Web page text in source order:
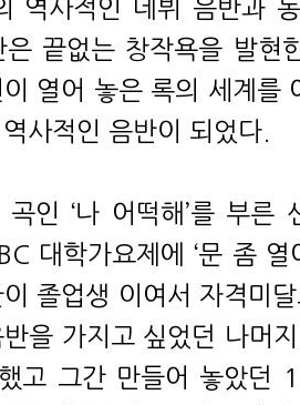
역사적인 데뷔 음반과
은 끝없는 창작욕을 발현
열어 놓은 록의 세계를
사적인 음반이 되었다.
인 ‘나 어떡해’를 부른
대학가요제에 ‘문 좀 열
졸업생 이여서 자격미
을 가지고 싶었던 나머
고 그간 만들어 놓았던